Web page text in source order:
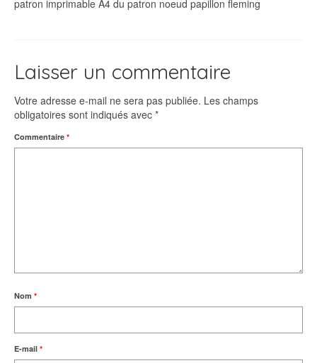
patron imprimable A4 du patron noeud papillon fleming
Laisser un commentaire
Votre adresse e-mail ne sera pas publiée. Les champs
obligatoires sont indiqués avec *
Commentaire *
Nom *
E-mail *